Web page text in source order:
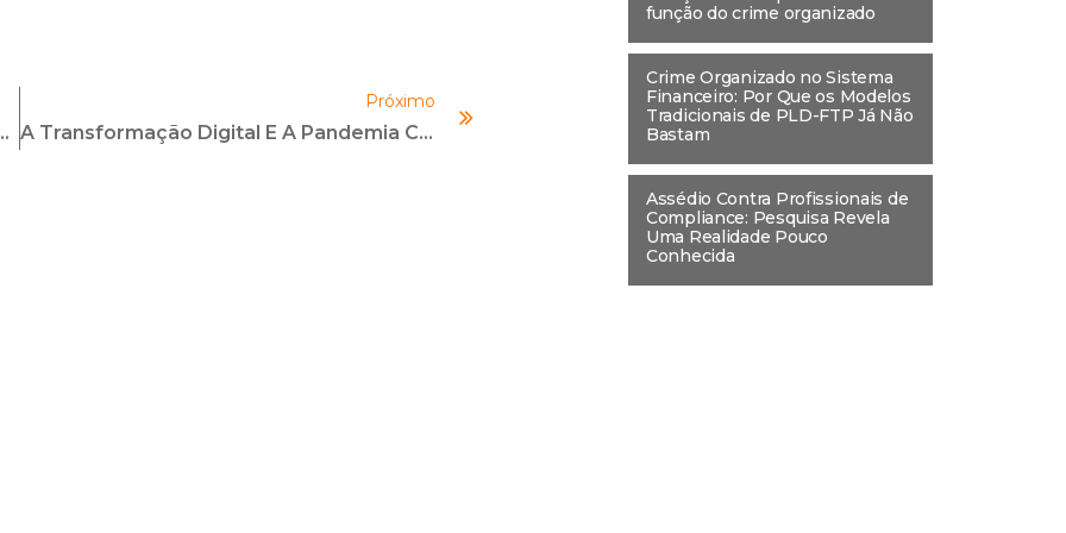
De Riscos
Próximo
A Transformação Digital E A Pandemia Colocaram Os Programas De Compliance Em Xeque
função do crime organizado
Crime Organizado no Sistema
Financeiro: Por Que os Modelos
Tradicionais de PLD-FTP Já Não
Bastam
Assédio Contra Profissionais de
Compliance: Pesquisa Revela
Uma Realidade Pouco
Conhecida